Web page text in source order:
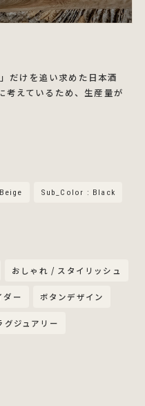
だけを追い求めた日本酒
考えているため、生産量が
Sub_Color : Black
おしゃれ / スタイリッシュ
ダー ボタンデザイン
グジュアリー